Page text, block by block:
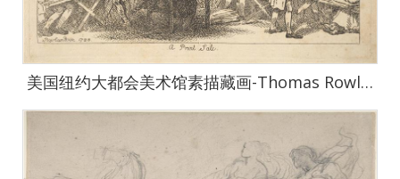
美国纽约大都会美术馆素描藏画-Thomas RowlandsonThe Three Horsehoes, a Roadside Inn-1628